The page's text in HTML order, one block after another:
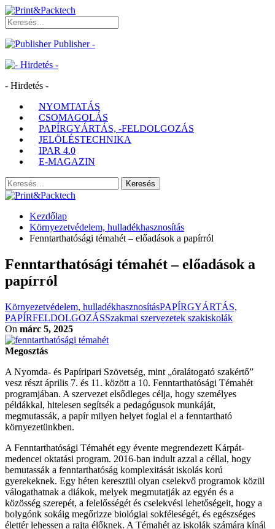
Publisher -
- Hirdetés -
NYOMTATÁS
CSOMAGOLÁS
PAPÍRGYÁRTÁS, -FELDOLGOZÁS
JELÖLÉSTECHNIKA
IPAR 4.0
E-MAGAZIN
Kezdőlap
Környezetvédelem, hulladékhasznosítás
Fenntarthatósági témahét – előadások a papírról
Fenntarthatósági témahét – előadások a
papírról
Környezetvédelem, hulladékhasznosításPAPÍRGYÁRTÁS,
PAPÍRFELDOLGOZÁSSzakmai szervezetek szakiskolák
On márc 5, 2025
Megosztás
A Nyomda- és Papíripari Szövetség, mint „óralátogató szakértő”
vesz részt április 7. és 11. között a 10. Fenntarthatósági Témahét
programjában. A szervezet elsődleges célja, hogy személyes
példákkal, hitelesen segítsék a pedagógusok munkáját,
megmutassák, a papír milyen helyet foglal el a fenntartható
környezetünkben.
A Fenntarthatósági Témahét egy évente megrendezett Kárpát-
medencei oktatási program. 2016-ban indult azzal a céllal, hogy
bemutassák a fenntarthatóság komplexitását iskolás korú
gyerekeknek. Egy héten keresztül olyan cselekvő programok közül
válogathatnak a diákok, melyek megmutatják az egyén és a
közösség szerepét, a felelősségét és cselekvési lehetőségeit, hogy a
bolygónk sokáig megőrizze biológiai sokféleségét, és egészséges
élettér lehessen a rajta élőknek. A Témahét az iskolák számára kínál